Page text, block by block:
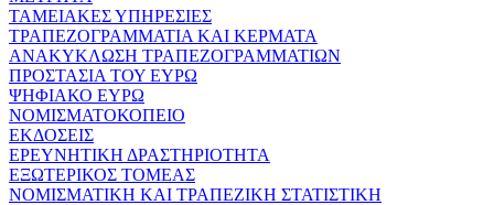
ΤΑΜΕΙΑΚΕΣ ΥΠΗΡΕΣΙΕΣ
ΤΡΑΠΕΖΟΓΡΑΜΜΑΤΙΑ ΚΑΙ ΚΕΡΜΑΤΑ
ΑΝΑΚΥΚΛΩΣΗ ΤΡΑΠΕΖΟΓΡΑΜΜΑΤΙΩΝ
ΠΡΟΣΤΑΣΙΑ ΤΟΥ ΕΥΡΩ
ΨΗΦΙΑΚΟ ΕΥΡΩ
ΝΟΜΙΣΜΑΤΟΚΟΠΕΙΟ
ΕΚΔΟΣΕΙΣ
ΕΡΕΥΝΗΤΙΚΗ ΔΡΑΣΤΗΡΙΟΤΗΤΑ
ΕΞΩΤΕΡΙΚΟΣ ΤΟΜΕΑΣ
ΝΟΜΙΣΜΑΤΙΚΗ ΚΑΙ ΤΡΑΠΕΖΙΚΗ ΣΤΑΤΙΣΤΙΚΗ